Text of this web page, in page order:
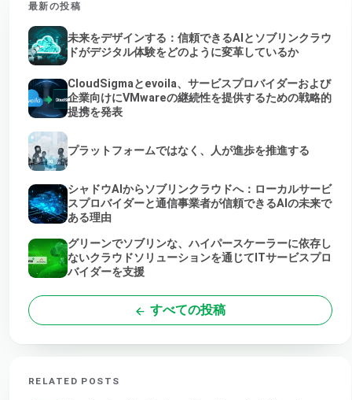
最新の投稿
未来をデザインする：信頼できるAIとソブリンクラウ
ドがデジタル体験をどのように変革しているか
CloudSigmaとevoila、サービスプロバイダーおよび
企業向けにVMwareの継続性を提供するための戦略的
提携を発表
プラットフォームではなく、人が進歩を推進する
シャドウAIからソブリンクラウドへ：ローカルサービ
スプロバイダーと通信事業者が信頼できるAIの未来で
ある理由
グリーンでソブリンな、ハイパースケーラーに依存し
ないクラウドソリューションを通じてITサービスプロ
バイダーを支援
すべての投稿
RELATED POSTS